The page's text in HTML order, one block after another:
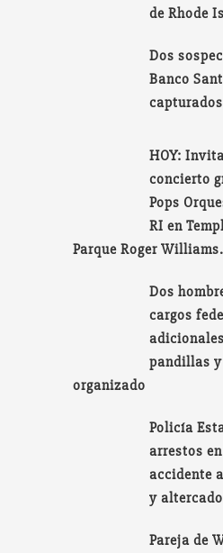
de Rhode
Dos
Banco
HOY:
concierto
Pops
RI en
Parque Roger Williams.
Dos
cargos
pandillas
organizado
Policía
arrestos
accidente
y
Pareja de